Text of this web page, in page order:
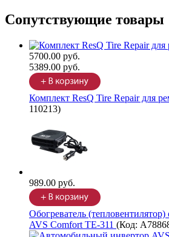
Сопутствующие товары
5700.00 руб.
5389.00 руб.
Комплект ResQ Tire Repair для
110213)
989.00 руб.
Обогреватель
AVS Comfort TE-311 (Код: